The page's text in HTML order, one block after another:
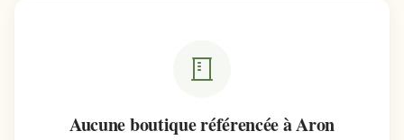
Aucune boutique référencée à Aron